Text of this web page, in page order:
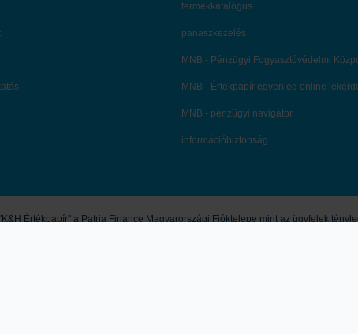
termékkatalógus
panaszkezelés
MNB - Pénzügyi Fogyasztóvédelmi
MNB - Értékpapír egyenleg online
MNB - pénzügyi navigátor
információbiztonság
Értékpapír" a Patria Finance Magyarországi Fióktelepe mint az ügyfelek